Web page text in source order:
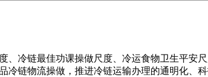
链最佳功课操做尺度、冷运食物卫生平安
链物流操做，推进冷链运输办理的通明化、